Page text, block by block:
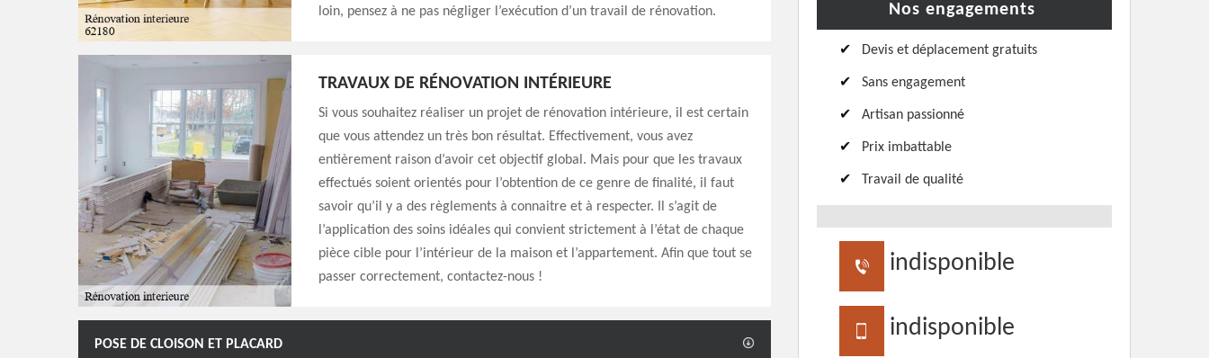
loin, pensez à ne pas négliger l’exécution d’un travail de rénovation.
TRAVAUX DE RÉNOVATION INTÉRIEURE
Si vous souhaitez réaliser un projet de rénovation intérieure, il est certain
que vous attendez un très bon résultat. Effectivement, vous avez
entièrement raison d’avoir cet objectif global. Mais pour que les travaux
effectués soient orientés pour l’obtention de ce genre de finalité, il faut
savoir qu’il y a des règlements à connaitre et à respecter. Il s’agit de
l’application des soins idéales qui convient strictement à l’état de chaque
pièce cible pour l’intérieur de la maison et l’appartement. Afin que tout se
passer correctement, contactez-nous !
POSE DE CLOISON ET PLACARD
Nos engagements
Devis et déplacement gratuits
Sans engagement
Artisan passionné
Prix imbattable
Travail de qualité
indisponible
indisponible